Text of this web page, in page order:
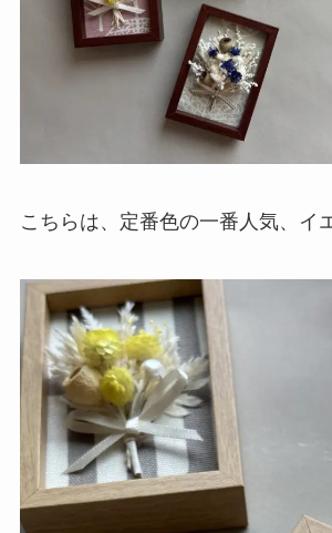
こちらは、定番色の一番人気、イ